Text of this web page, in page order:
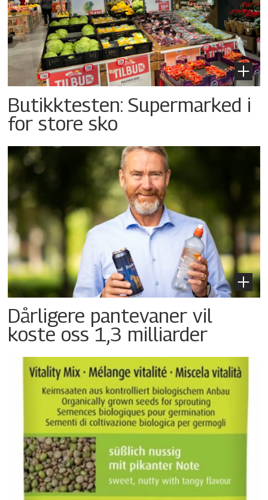
Butikktesten: Supermarked i
for store sko
Dårligere pantevaner vil
koste oss 1,3 milliarder